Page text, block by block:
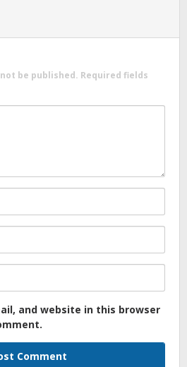
be published. Required fields
and website in this browser